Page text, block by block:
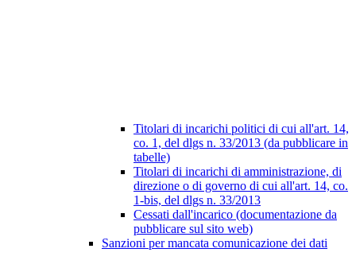
Titolari di incarichi politici di cui all'art. 14,
co. 1, del dlgs n. 33/2013 (da pubblicare in
tabelle)
Titolari di incarichi di amministrazione, di
direzione o di governo di cui all'art. 14, co.
1-bis, del dlgs n. 33/2013
Cessati dall'incarico (documentazione da
pubblicare sul sito web)
Sanzioni per mancata comunicazione dei dati